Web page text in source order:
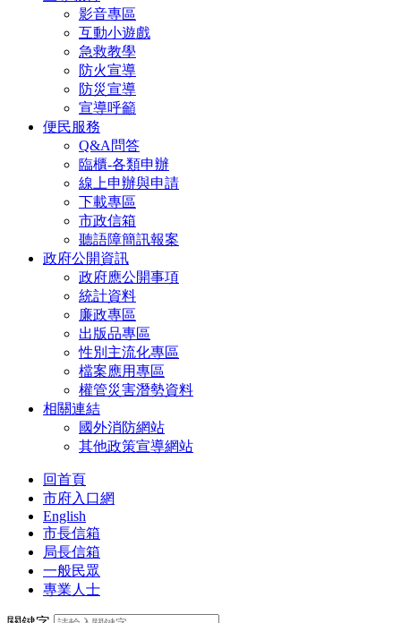
影音專區
互動小遊戲
急救教學
防火宣導
防災宣導
宣導呼籲
便民服務
Q&A問答
臨櫃-各類申辦
線上申辦與申請
下載專區
市政信箱
聽語障簡訊報案
政府公開資訊
政府應公開事項
統計資料
廉政專區
出版品專區
性別主流化專區
檔案應用專區
權管災害潛勢資料
相關連結
國外消防網站
其他政策宣導網站
回首頁
市府入口網
English
市長信箱
局長信箱
一般民眾
專業人士